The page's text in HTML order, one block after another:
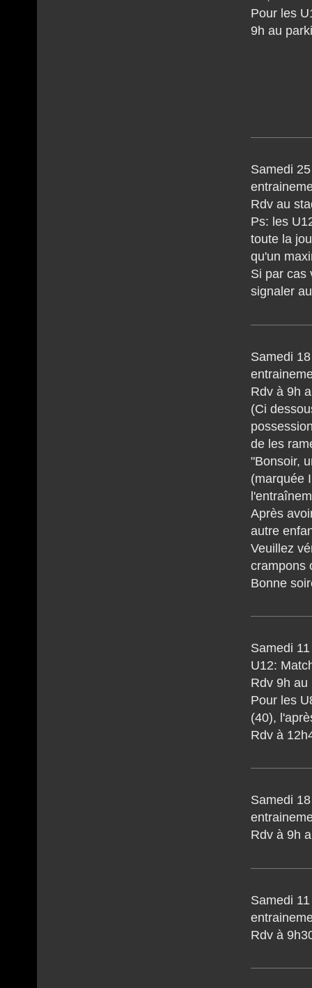
Pour les
9h au
Samedi
Rdv au
Ps: les
toute la
qu'un
Si par cas
signaler
Samedi
Rdv à 9h
(Ci
de les
"Bonsoir,
(marquée
​Après
autre
​Veuillez
crampons
​Bonne
Samedi
U12:
Rdv 9h au
Pour les
(40),
Rdv à
Samedi
Rdv à 9h
Samedi
Rdv à